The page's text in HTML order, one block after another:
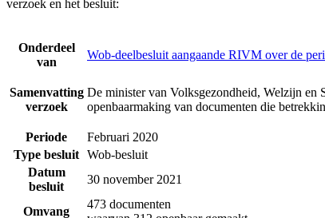
verzoek en het besluit:
Onderdeel
van
Wob-deelbesluit aangaande RIVM over de
Samenvatting
verzoek
De minister van Volksgezondheid, Welzijn en
openbaarmaking van documenten die
Periode
Februari 2020
Type besluit Wob-besluit
Datum
besluit
30 november 2021
Omvang
473 documenten